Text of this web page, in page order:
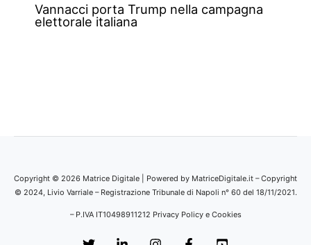
Vannacci porta Trump nella campagna
elettorale italiana
Copyright © 2026 Matrice Digitale | Powered by MatriceDigitale.it – Copyright
© 2024, Livio Varriale – Registrazione Tribunale di Napoli n° 60 del 18/11/2021.
– P.IVA IT10498911212 Privacy Policy e Cookies